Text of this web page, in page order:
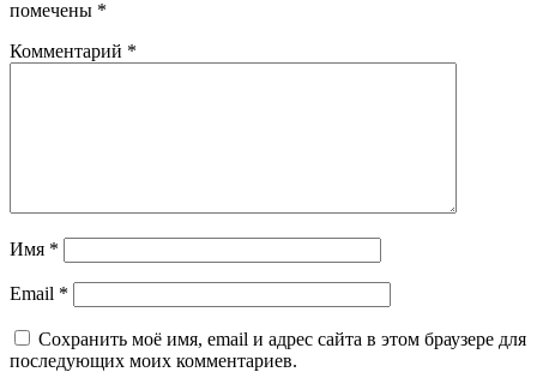
помечены *
Комментарий *
Имя *
Email *
Сохранить моё имя, email и адрес сайта в этом браузере для
последующих моих комментариев.